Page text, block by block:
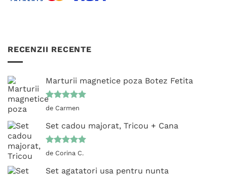
RECENZII RECENTE
Marturii magnetice poza Botez Fetita
Evaluat la
de Carmen
Set cadou majorat, Tricou + Cana
Evaluat la
de Corina C.
Set agatatori usa pentru nunta